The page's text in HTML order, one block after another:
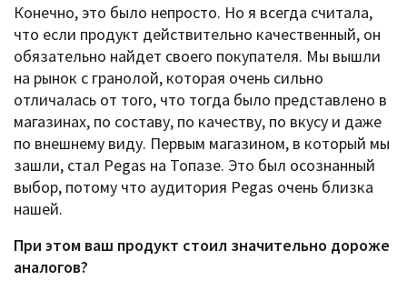
Конечно, это было непросто. Но я всегда считала,
что если продукт действительно качественный, он
обязательно найдет своего покупателя. Мы вышли
на рынок с гранолой, которая очень сильно
отличалась от того, что тогда было представлено в
магазинах, по составу, по качеству, по вкусу и даже
по внешнему виду. Первым магазином, в который мы
зашли, стал Pegas на Топазе. Это был осознанный
выбор, потому что аудитория Pegas очень близка
нашей.
При этом ваш продукт стоил значительно дороже
аналогов?